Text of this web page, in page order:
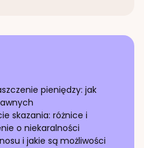
pieniędzy: jak
skazania: różnice i
o niekaralności
i jakie są możliwości